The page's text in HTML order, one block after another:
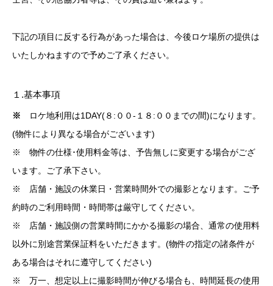
下記の項目に反する行為があった場合は、今後ロケ場所の提供は
いたしかねますので予めご了承ください。
１.基本事項
※
ロケ地利用は1DAY(８:００-１８:００までの間)になります。
(物件により異なる場合がございます)
※ 物件の仕様･使用料金等は、予告無しに変更する場合がござ
います。ご了承下さい。
※ 店舗・施設の休業日・営業時間外での撮影となります。ご予
約時のご利用時間・時間帯は厳守してください。
※ 店舗・施設側の営業時間にかかる撮影の場合、通常の使用料
以外に別途営業保証料をいただきます。(物件の指定の諸条件が
ある場合はそれに遵守してください)
※ 万一、想定以上に撮影時間が伸びる場合も、時間延長の使用